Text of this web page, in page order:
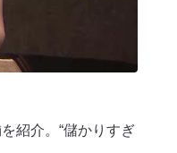
紹介。“儲かりすぎ